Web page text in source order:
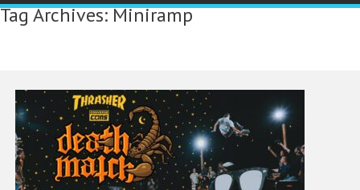
Tag Archives:Miniramp